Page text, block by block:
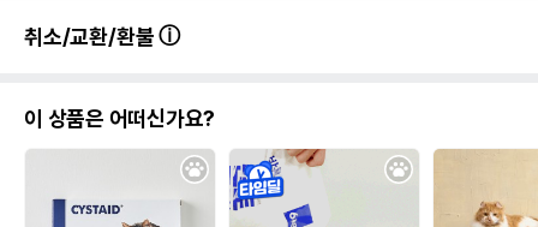
취소/교환/환불
이 상품은 어떠신가요?